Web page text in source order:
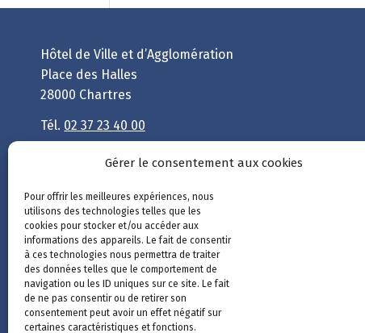
Hôtel de Ville et d’Agglomération
Place des Halles
28000 Chartres
Tél. 02 37 23 40 00
Nous contacter
Un site géré parChartres métropole
de Chartres.
Gérer le consentement aux cookies
Pour offrir les meilleures expériences, nous
utilisons des technologies telles que les
cookies pour stocker et/ou accéder aux
informations des appareils. Le fait de consentir
à ces technologies nous permettra de traiter
des données telles que le comportement de
navigation ou les ID uniques sur ce site. Le fait
de ne pas consentir ou de retirer son
consentement peut avoir un effet négatif sur
certaines caractéristiques et fonctions.